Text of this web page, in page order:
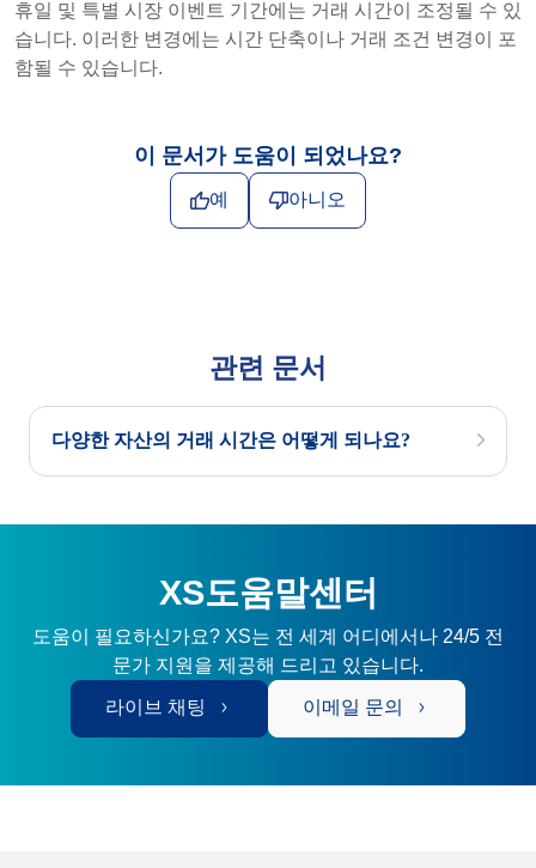
휴일 및 특별 시장 이벤트 기간에는 거래 시간이 조정될 수 있
습니다. 이러한 변경에는 시간 단축이나 거래 조건 변경이 포
함될 수 있습니다.
이 문서가 도움이 되었나요?
예 아니오
관련 문서
다양한 자산의 거래 시간은 어떻게 되나요?
XS도움말센터
도움이 필요하신가요? XS는 전 세계 어디에서나 24/5 전
문가 지원을 제공해 드리고 있습니다.
라이브 채팅 이메일 문의